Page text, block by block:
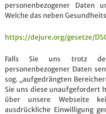
personenbezogener Daten
Welche das neben
https://dejure.org/gesetze/
Falls Sie uns trotz
personenbezogener Daten
sog. „aufgedrängten
Sie uns diese unaufgefordert
über unsere Webseite
ausdrückliche Einwilligung